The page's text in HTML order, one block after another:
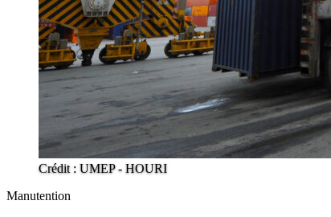
Crédit : UMEP - HOURI
Manutention